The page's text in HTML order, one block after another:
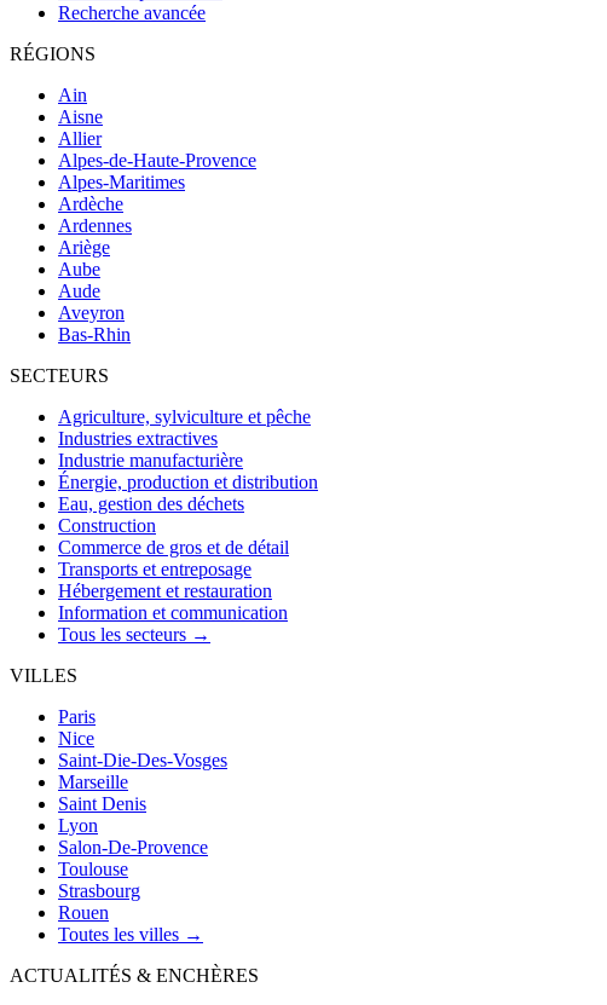
Recherche avancée
RÉGIONS
Ain
Aisne
Allier
Alpes-de-Haute-Provence
Alpes-Maritimes
Ardèche
Ardennes
Ariège
Aube
Aude
Aveyron
Bas-Rhin
SECTEURS
Agriculture, sylviculture et pêche
Industries extractives
Industrie manufacturière
Énergie, production et distribution
Eau, gestion des déchets
Construction
Commerce de gros et de détail
Transports et entreposage
Hébergement et restauration
Information et communication
Tous les secteurs →
VILLES
Paris
Nice
Saint-Die-Des-Vosges
Marseille
Saint Denis
Lyon
Salon-De-Provence
Toulouse
Strasbourg
Rouen
Toutes les villes →
ACTUALITÉS & ENCHÈRES